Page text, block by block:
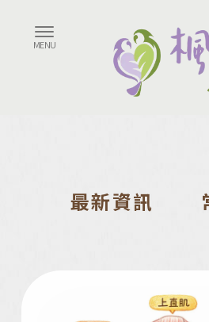
最新資訊